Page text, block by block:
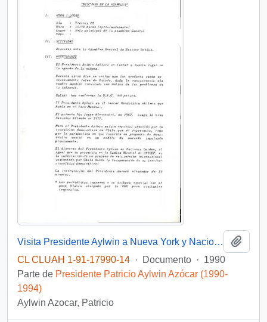
Visita Presidente Aylwin a Nueva York y Naciones Unidas "Discurso en la Asamblea"
CL CLUAH 1-91-17990-14 · Documento · 1990
Parte de Presidente Patricio Aylwin Azócar (1990-
1994)
Aylwin Azocar, Patricio